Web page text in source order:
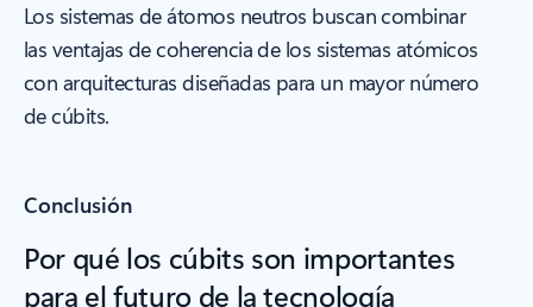
Los sistemas de átomos neutros buscan combinar
las ventajas de coherencia de los sistemas atómicos
con arquitecturas diseñadas para un mayor número
de cúbits.
Conclusión
Por qué los cúbits son importantes
para el futuro de la tecnología